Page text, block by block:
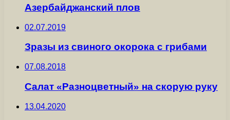
Азербайджанский плов
02.07.2019
Зразы из свиного окорока с грибами
07.08.2018
Салат «Разноцветный» на скорую руку
13.04.2020